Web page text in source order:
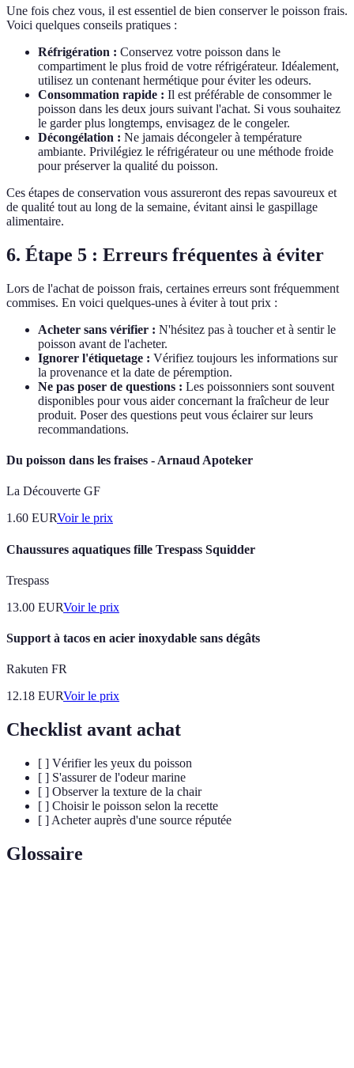
Une fois chez vous, il est essentiel de bien conserver le poisson frais.
Voici quelques conseils pratiques :
Réfrigération : Conservez votre poisson dans le
compartiment le plus froid de votre réfrigérateur. Idéalement,
utilisez un contenant hermétique pour éviter les odeurs.
Consommation rapide : Il est préférable de consommer le
poisson dans les deux jours suivant l'achat. Si vous souhaitez
le garder plus longtemps, envisagez de le congeler.
Décongélation : Ne jamais décongeler à température
ambiante. Privilégiez le réfrigérateur ou une méthode froide
pour préserver la qualité du poisson.
Ces étapes de conservation vous assureront des repas savoureux et
de qualité tout au long de la semaine, évitant ainsi le gaspillage
alimentaire.
6. Étape 5 : Erreurs fréquentes à éviter
Lors de l'achat de poisson frais, certaines erreurs sont fréquemment
commises. En voici quelques-unes à éviter à tout prix :
Acheter sans vérifier : N'hésitez pas à toucher et à sentir le
poisson avant de l'acheter.
Ignorer l'étiquetage : Vérifiez toujours les informations sur
la provenance et la date de péremption.
Ne pas poser de questions : Les poissonniers sont souvent
disponibles pour vous aider concernant la fraîcheur de leur
produit. Poser des questions peut vous éclairer sur leurs
recommandations.
Du poisson dans les fraises - Arnaud Apoteker
La Découverte GF
1.60 EURVoir le prix
Chaussures aquatiques fille Trespass Squidder
Trespass
13.00 EURVoir le prix
Support à tacos en acier inoxydable sans dégâts
Rakuten FR
12.18 EURVoir le prix
Checklist avant achat
[ ] Vérifier les yeux du poisson
[ ] S'assurer de l'odeur marine
[ ] Observer la texture de la chair
[ ] Choisir le poisson selon la recette
[ ] Acheter auprès d'une source réputée
Glossaire